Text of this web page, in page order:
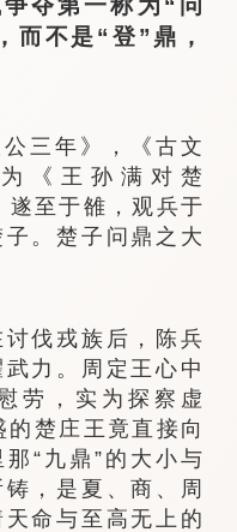
夺第一称为“问
而不是“登”鼎，
年》，《古文
《王孙满对楚
遂至于雒，观兵于
。楚子问鼎之大
伐戎族后，陈兵
力。周定王心中
劳，实为探察虚
楚庄王竟直接向
“九鼎”的大小与
，是夏、商、周
命与至高无上的